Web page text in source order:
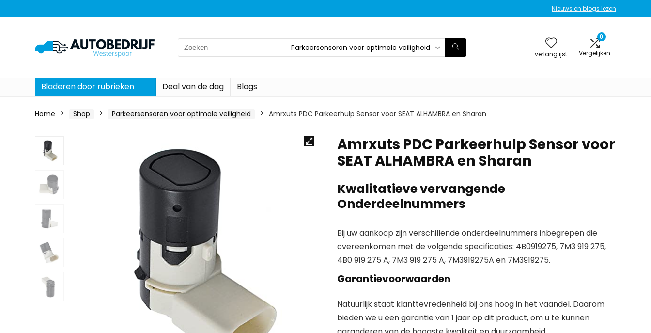
Nieuws en blogs lezen
Search
for:
Parkeersensoren voor optimale veiligheid
verlanglijst
0
Vergelijken
Bladeren door rubrieken Deal van de dag Blogs
Home Shop Parkeersensoren voor optimale veiligheid Amrxuts PDC Parkeerhulp Sensor voor SEAT ALHAMBRA en Sharan
Amrxuts PDC Parkeerhulp Sensor voor
SEAT ALHAMBRA en Sharan
Kwalitatieve vervangende
Onderdeelnummers
Bij uw aankoop zijn verschillende onderdeelnummers inbegrepen die
overeenkomen met de volgende specificaties: 4B0919275, 7M3 919 275,
4B0 919 275 A, 7M3 919 275 A, 7M3919275A en 7M3919275.
Garantievoorwaarden
Natuurlijk staat klanttevredenheid bij ons hoog in het vaandel. Daarom
bieden we u eengarantie van 1 jaarop dit product, om u te kunnen